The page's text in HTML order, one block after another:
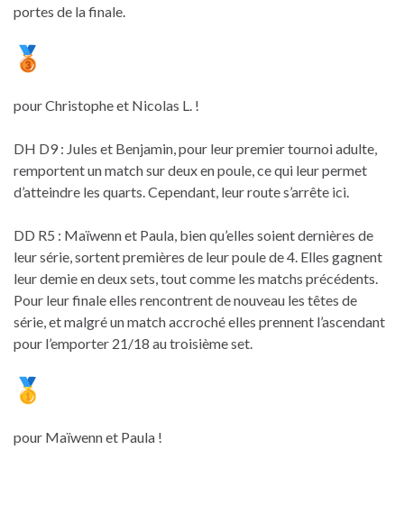
portes de la finale.
pour Christophe et Nicolas L. !
DH D9 : Jules et Benjamin, pour leur premier tournoi adulte,
remportent un match sur deux en poule, ce qui leur permet
d’atteindre les quarts. Cependant, leur route s’arrête ici.
DD R5 : Maïwenn et Paula, bien qu’elles soient dernières de
leur série, sortent premières de leur poule de 4. Elles gagnent
leur demie en deux sets, tout comme les matchs précédents.
Pour leur finale elles rencontrent de nouveau les têtes de
série, et malgré un match accroché elles prennent l’ascendant
pour l’emporter 21/18 au troisième set.
pour Maïwenn et Paula !